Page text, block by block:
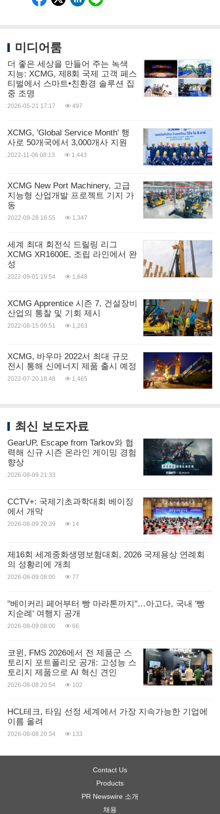
미디어룸
더 좋은 세상을 만들어 주는 녹색
지능: XCMG, 제8회 국제 고객 페스
티벌에서 스마트•친환경 솔루션 집
중 조명
2026-05-21 17:17 497
XCMG, 'Global Service Month' 행
사로 50개국에서 3,000개사 지원
2022-11-06 08:13 1,443
XCMG New Port Machinery, 고급
지능형 산업개발 프로젝트 기지 가
동
2022-09-28 16:55 1,347
세계 최대 회전식 드릴링 리그
XCMG XR1600E, 조립 라인에서 완
성
2022-09-01 19:54 1,648
XCMG Apprentice 시즌 7, 건설장비
산업의 통찰 및 기회 제시
2022-08-15 09:51 1,263
XCMG, 바우마 2022서 최대 규모
전시 통해 신에너지 제품 출시 예정
2022-07-20 18:48 1,465
최신 보도자료
GearUP, Escape from Tarkov와 협
력해 신규 시즌 온라인 게이밍 경험
향상
2026-08-09 21:33
CCTV+: 국제기초과학대회 베이징
에서 개막
2026-08-09 20:39 14
제16회 세계중화생명보험대회, 2026 국제용상 연례회
의 성황리에 개최
2026-08-09 08:00 77
"베이커리 페어부터 빵 마라톤까지"…아고다, 국내 '빵
지순례' 여행지 공개
2026-08-09 08:00 66
코윈, FMS 2026에서 전 제품군 스
토리지 포트폴리오 공개: 고성능 스
토리지 제품으로 AI 혁신 견인
2026-08-08 20:54 102
HCL테크, 타임 선정 세계에서 가장 지속가능한 기업에
이름 올려
2026-08-08 20:34 133
Contact Us
Products
PR Newswire 소개
채용